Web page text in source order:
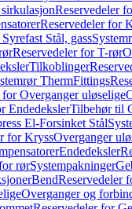
Reservedeler
Reservedeler for
Stål, gass
Reservedeler for T-rør
Tilkoblinger
ThermFittings
for Overganger uløselige
EndedekslerTilbehør til
El-Forsinket Stål
for KryssOverganger
Endedeksler
rørSystempakninger
BendReservedeler
Overganger og